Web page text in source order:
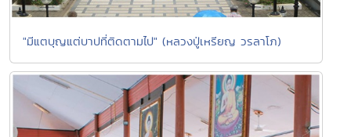
"มีแตบุญแต่บาปที่ติดตามไป" (หลวงปู่เหรียญ วรลาโภ)